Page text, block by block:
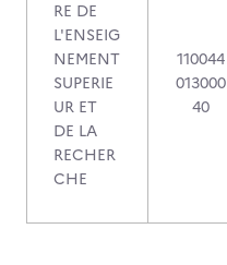
RE DE
L'ENSEIG
NEMENT
SUPERIE
UR ET
DE LA
RECHER
CHE
110044
013000
40